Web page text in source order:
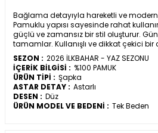
Bağlama detayıyla hareketli ve
Pamuklu yapısı sayesinde rahat
güçlü ve zamansız bir stil oluşturur.
tamamlar. Kullanışlı ve dikkat çekici bir
SEZON : 2026 İLKBAHAR - YAZ SEZONU
İÇERİK BİLGİSİ : %100 PAMUK
ÜRÜN TİPİ : Şapka
ASTAR DETAY : Astarlı
DESEN : Düz
ÜRÜN MODEL VE BEDENİ : Tek Beden